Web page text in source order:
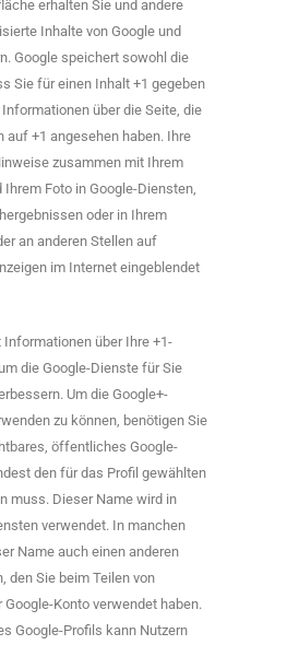
erhalten Sie und andere
Inhalte von Google und
Google speichert sowohl die
Sie für einen Inhalt +1 gegeben
über die Seite, die
auf +1 angesehen haben. Ihre
zusammen mit Ihrem
Ihrem Foto in Google-Diensten,
oder in Ihrem
an anderen Stellen auf
im Internet eingeblendet
Informationen über Ihre +1-
die Google-Dienste für Sie
Um die Google+-
zu können, benötigen Sie
öffentliches Google-
den für das Profil gewählten
muss. Dieser Name wird in
verwendet. In manchen
Name auch einen anderen
den Sie beim Teilen von
Google-Konto verwendet haben.
Google-Profils kann Nutzern